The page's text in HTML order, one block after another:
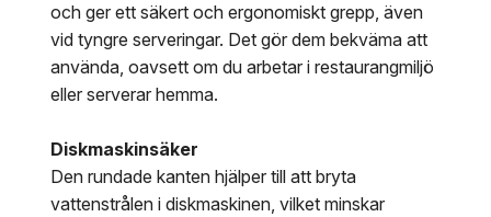
och ger ett säkert och ergonomiskt grepp, även
vid tyngre serveringar. Det gör dem bekväma att
använda, oavsett om du arbetar i restaurangmiljö
eller serverar hemma.
Diskmaskinsäker
Den rundade kanten hjälper till att bryta
vattenstrålen i diskmaskinen, vilket minskar